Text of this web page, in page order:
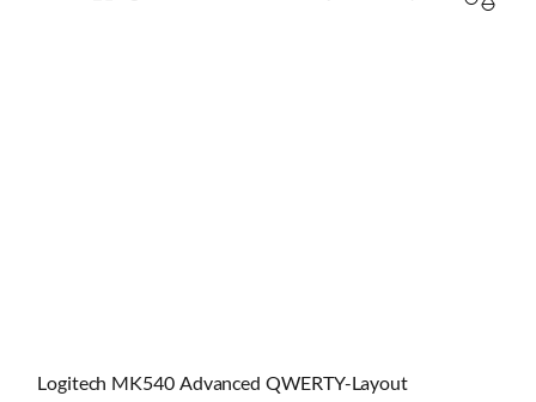
Logitech MK540 Advanced QWERTY-Layout